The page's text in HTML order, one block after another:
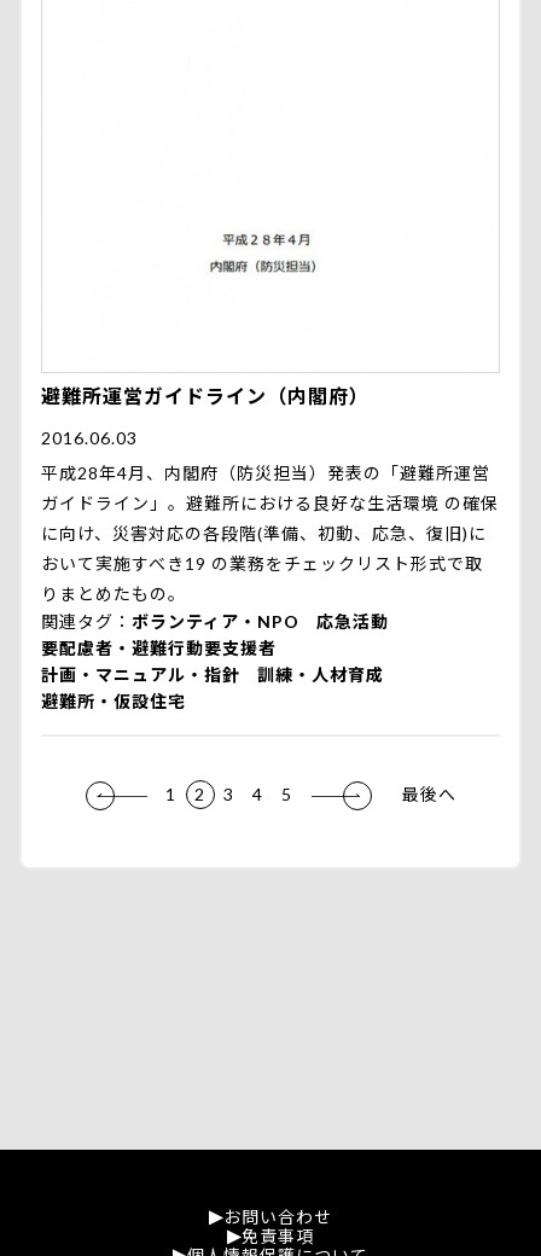
避難所運営ガイドライン（内閣府）
2016.06.03
平成28年4月、内閣府（防災担当）発表の「避難所運営
ガイドライン」。避難所における良好な生活環境 の確保
に向け、災害対応の各段階(準備、初動、応急、復旧)に
おいて実施すべき19 の業務をチェックリスト形式で取
りまとめたもの。
関連タグ
ボランティア・NPO
応急活動
要配慮者・避難行動要支援者
計画・マニュアル・指針
訓練・人材育成
避難所・仮設住宅
1 2 3 4 5 最後へ
お問い合わせ
免責事項